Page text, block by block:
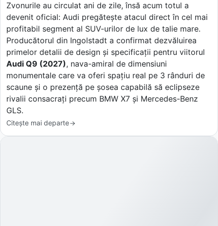
Zvonurile au circulat ani de zile, însă acum totul a
devenit oficial: Audi pregătește atacul direct în cel mai
profitabil segment al SUV-urilor de lux de talie mare.
Producătorul din Ingolstadt a confirmat dezvăluirea
primelor detalii de design și specificații pentru viitorul
Audi Q9 (2027), nava-amiral de dimensiuni
monumentale care va oferi spațiu real pe 3 rânduri de
scaune și o prezență pe șosea capabilă să eclipseze
rivalii consacrați precum BMW X7 și Mercedes-Benz
GLS.
Citește mai departe